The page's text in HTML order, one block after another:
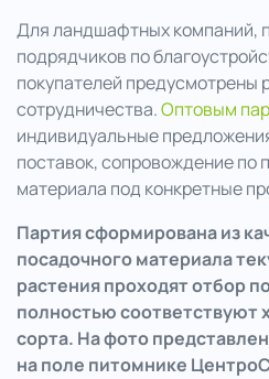
Для ландшафтных компаний,
подрядчиков по
покупателей предусмотрены
сотрудничества.Оптовым
индивидуальные
поставок, сопровождение по
материала под конкретные
Партия сформирована из
посадочного материала
растения проходят отбор
полностью соответствуют
сорта. На фото
на поле питомнике